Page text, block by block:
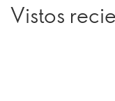
Vistos